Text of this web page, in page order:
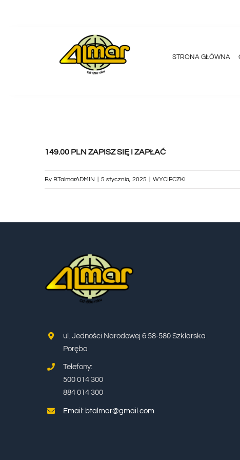
STRONA GŁÓWNA
149.00 PLN ZAPISZ SIĘ I ZAPŁAĆ
By BTalmarADMIN 5 stycznia, 2025 WYCIECZKI
ul. Jedności Narodowej 6 58-580 Szklarska
Poręba
Telefony:
500 014 300
884 014 300
Email: btalmar@gmail.com